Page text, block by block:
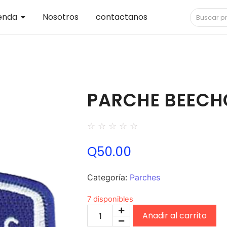
Nosotros contactanos
PARCHE
☆ ☆ ☆ ☆ ☆
Q50.00
Categoría: Parches
7 disponibles
Añadir al carrito